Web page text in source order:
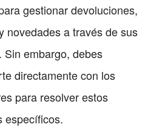
gestionar devoluciones,
novedades a través de sus
Sin embargo, debes
directamente con los
para resolver estos
específicos.